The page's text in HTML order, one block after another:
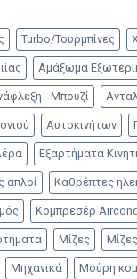
Turbo/Τουρμπίνες
Αμάξωμα
- Μπουζί
Αυτοκινήτων
Εξαρτήματα
απλοί Καθρέπτες
Κομπρεσέρ
Μίζες
Μηχανικά Μούρη